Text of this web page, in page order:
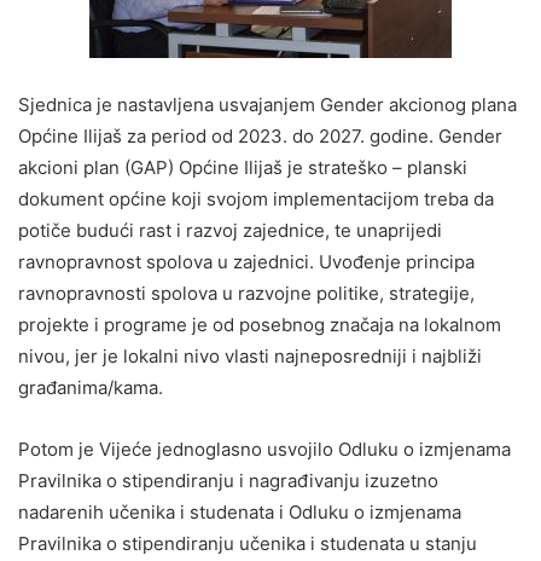
Sjednica je nastavljena usvajanjem Gender akcionog plana
Općine Ilijaš za period od 2023. do 2027. godine. Gender
akcioni plan (GAP) Općine Ilijaš je strateško – planski
dokument općine koji svojom implementacijom treba da
potiče budući rast i razvoj zajednice, te unaprijedi
ravnopravnost spolova u zajednici. Uvođenje principa
ravnopravnosti spolova u razvojne politike, strategije,
projekte i programe je od posebnog značaja na lokalnom
nivou, jer je lokalni nivo vlasti najneposredniji i najbliži
građanima/kama.
Potom je Vijeće jednoglasno usvojilo Odluku o izmjenama
Pravilnika o stipendiranju i nagrađivanju izuzetno
nadarenih učenika i studenata i Odluku o izmjenama
Pravilnika o stipendiranju učenika i studenata u stanju